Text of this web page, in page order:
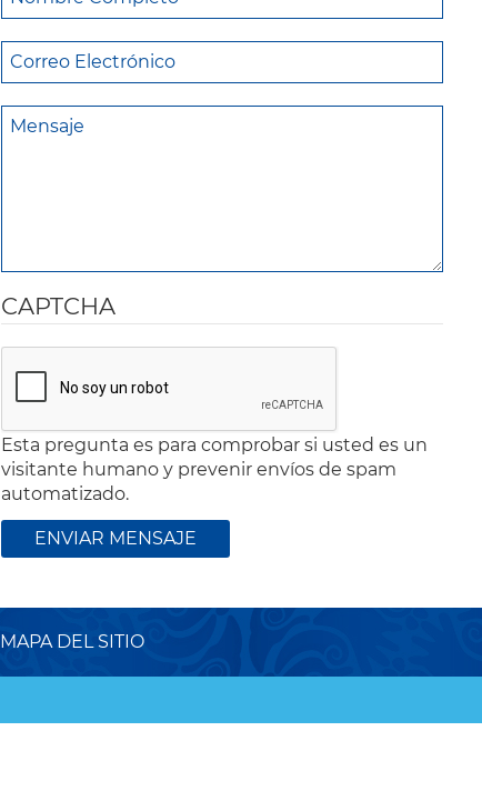
CAPTCHA
Esta pregunta es para comprobar si usted es un
visitante humano y prevenir envíos de spam
automatizado.
MAPA DEL SITIO